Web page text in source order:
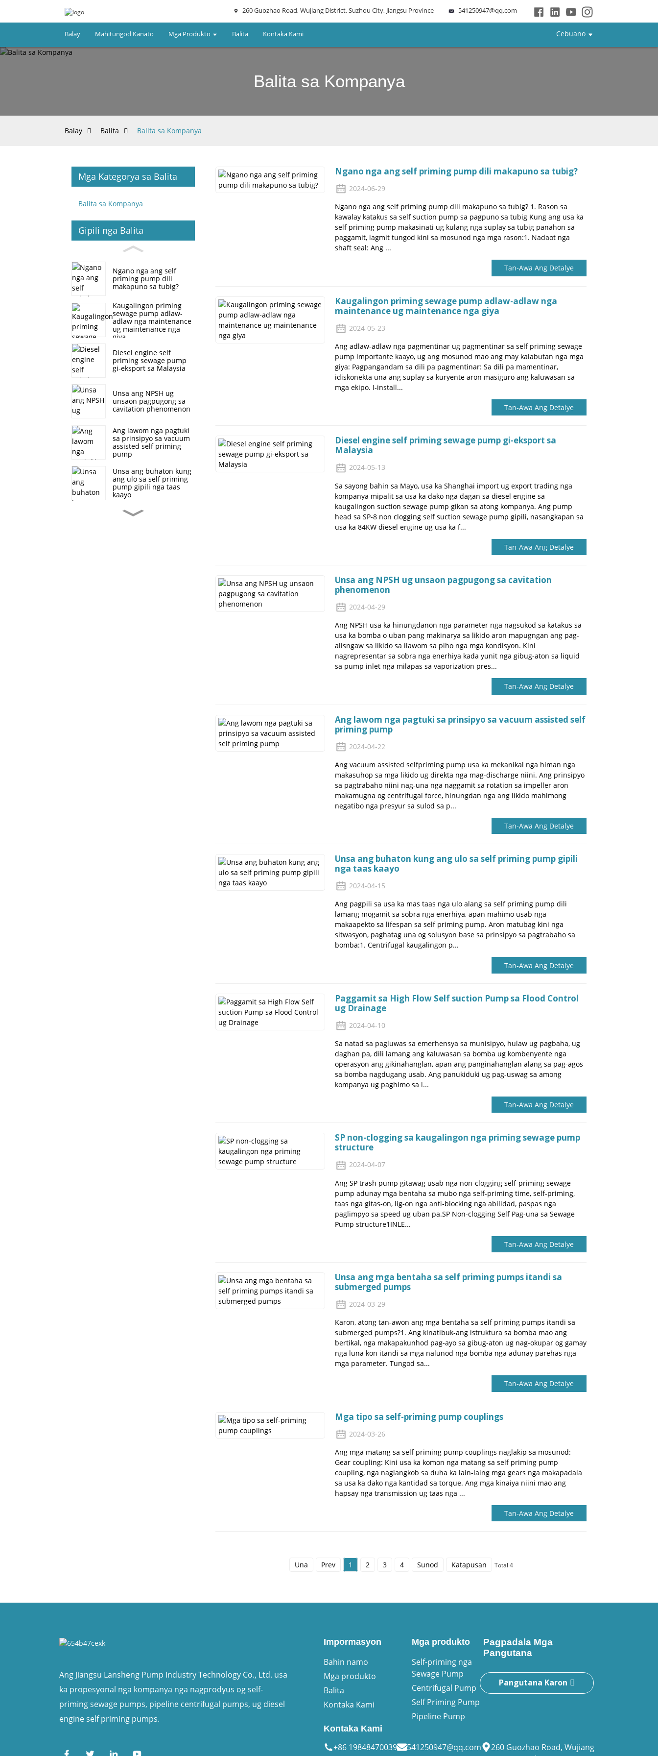
260 Guozhao Road, Wujiang District, Suzhou City, Jiangsu Province 541250947@qq.com
Balay Mahitungod Kanato Mga Produkto Balita Kontaka Kami Cebuano
Balita sa Kompanya
Balay Balita Balita sa Kompanya
Mga Kategorya sa Balita
Balita sa Kompanya
Gipili nga Balita
Ngano nga ang self
priming pump dili
makapuno sa tubig?
Kaugalingon priming
sewage pump adlaw-
adlaw nga maintenance
ug maintenance nga
giya
Diesel engine self
priming sewage pump
gi-eksport sa Malaysia
Unsa ang NPSH ug
unsaon pagpugong sa
cavitation phenomenon
Ang lawom nga pagtuki
sa prinsipyo sa vacuum
assisted self priming
pump
Unsa ang buhaton kung
ang ulo sa self priming
pump gipili nga taas
kaayo
Paggamit sa High Flow
Ngano nga ang self priming pump dili makapuno sa tubig?
2024-06-29
Ngano nga ang self priming pump dili makapuno sa tubig? 1. Rason sa
kawalay katakus sa self suction pump sa pagpuno sa tubig Kung ang usa ka
self priming pump makasinati ug kulang nga suplay sa tubig panahon sa
paggamit, lagmit tungod kini sa mosunod nga mga rason:1. Nadaot nga
shaft seal: Ang ...
Tan-Awa Ang Detalye
Kaugalingon priming sewage pump adlaw-adlaw nga
maintenance ug maintenance nga giya
2024-05-23
Ang adlaw-adlaw nga pagmentinar ug pagmentinar sa self priming sewage
pump importante kaayo, ug ang mosunod mao ang may kalabutan nga mga
giya: Pagpangandam sa dili pa pagmentinar: Sa dili pa mamentinar,
idiskonekta una ang suplay sa kuryente aron masiguro ang kaluwasan sa
mga ekipo. I-install...
Tan-Awa Ang Detalye
Diesel engine self priming sewage pump gi-eksport sa
Malaysia
2024-05-13
Sa sayong bahin sa Mayo, usa ka Shanghai import ug export trading nga
kompanya mipalit sa usa ka dako nga dagan sa diesel engine sa
kaugalingon suction sewage pump gikan sa atong kompanya. Ang pump
head sa SP-8 non clogging self suction sewage pump gipili, nasangkapan sa
usa ka 84KW diesel engine ug usa ka f...
Tan-Awa Ang Detalye
Unsa ang NPSH ug unsaon pagpugong sa cavitation
phenomenon
2024-04-29
Ang NPSH usa ka hinungdanon nga parameter nga nagsukod sa katakus sa
usa ka bomba o uban pang makinarya sa likido aron mapugngan ang pag-
alisngaw sa likido sa ilawom sa piho nga mga kondisyon. Kini
nagrepresentar sa sobra nga enerhiya kada yunit nga gibug-aton sa liquid
sa pump inlet nga milapas sa vaporization pres...
Tan-Awa Ang Detalye
Ang lawom nga pagtuki sa prinsipyo sa vacuum assisted self
priming pump
2024-04-22
Ang vacuum assisted selfpriming pump usa ka mekanikal nga himan nga
makasuhop sa mga likido ug direkta nga mag-discharge niini. Ang prinsipyo
sa pagtrabaho niini nag-una nga naggamit sa rotation sa impeller aron
makamugna og centrifugal force, hinungdan nga ang likido mahimong
negatibo nga presyur sa sulod sa p...
Tan-Awa Ang Detalye
Unsa ang buhaton kung ang ulo sa self priming pump gipili
nga taas kaayo
2024-04-15
Ang pagpili sa usa ka mas taas nga ulo alang sa self priming pump dili
lamang mogamit sa sobra nga enerhiya, apan mahimo usab nga
makaapekto sa lifespan sa self priming pump. Aron matubag kini nga
sitwasyon, paghatag una og solusyon base sa prinsipyo sa pagtrabaho sa
bomba:1. Centrifugal kaugalingon p...
Tan-Awa Ang Detalye
Paggamit sa High Flow Self suction Pump sa Flood Control
ug Drainage
2024-04-10
Sa natad sa pagluwas sa emerhensya sa munisipyo, hulaw ug pagbaha, ug
daghan pa, dili lamang ang kaluwasan sa bomba ug kombenyente nga
operasyon ang gikinahanglan, apan ang panginahanglan alang sa pag-agos
sa bomba nagdugang usab. Ang panukiduki ug pag-uswag sa among
kompanya ug paghimo sa l...
Tan-Awa Ang Detalye
SP non-clogging sa kaugalingon nga priming sewage pump
structure
2024-04-07
Ang SP trash pump gitawag usab nga non-clogging self-priming sewage
pump adunay mga bentaha sa mubo nga self-priming time, self-priming,
taas nga gitas-on, lig-on nga anti-blocking nga abilidad, paspas nga
paglimpyo sa speed ug uban pa.SP Non-clogging Self Pag-una sa Sewage
Pump structure1INLE...
Tan-Awa Ang Detalye
Unsa ang mga bentaha sa self priming pumps itandi sa
submerged pumps
2024-03-29
Karon, atong tan-awon ang mga bentaha sa self priming pumps itandi sa
submerged pumps?1. Ang kinatibuk-ang istruktura sa bomba mao ang
bertikal, nga makapakunhod pag-ayo sa gibug-aton ug nag-okupar og gamay
nga luna kon itandi sa mga nalunod nga bomba nga adunay parehas nga
mga parameter. Tungod sa...
Tan-Awa Ang Detalye
Mga tipo sa self-priming pump couplings
2024-03-26
Ang mga matang sa self priming pump couplings naglakip sa mosunod:
Gear coupling: Kini usa ka komon nga matang sa self priming pump
coupling, nga naglangkob sa duha ka lain-laing mga gears nga makapadala
sa usa ka dako nga kantidad sa torque. Ang mga kinaiya niini mao ang
hapsay nga transmission ug taas nga ...
Tan-Awa Ang Detalye
Una Prev 1 2 3 4 Sunod Katapusan Total 4
Ang Jiangsu Lansheng Pump Industry Technology Co., Ltd. usa
ka propesyonal nga kompanya nga nagprodyus og self-
priming sewage pumps, pipeline centrifugal pumps, ug diesel
engine self priming pumps.
Impormasyon
Bahin namo
Mga produkto
Balita
Kontaka Kami
Mga produkto
Self-priming nga
Sewage Pump
Centrifugal Pump
Self Priming Pump
Pipeline Pump
Pagpadala Mga
Pangutana
Pangutana Karon
Kontaka Kami
+86 19848470039 541250947@qq.com
260 Guozhao Road, Wujiang